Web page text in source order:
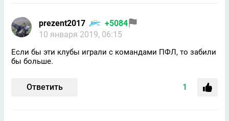
prezent2017
+5084
10 января 2019, 06:15
Если бы эти клубы играли с командами ПФЛ, то забили
бы больше.
Ответить 1